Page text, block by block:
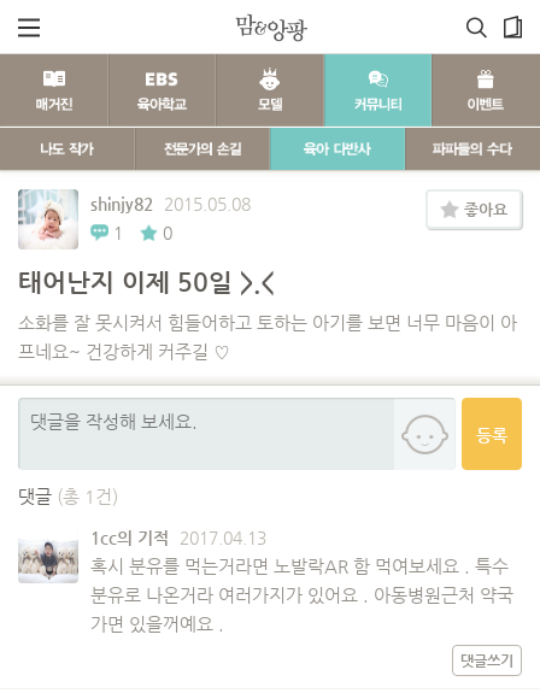
shinjy82
2015.05.08
1
0
태어난지 이제 50일 >.<
소화를 잘 못시켜서 힘들어하고 토하는 아기를 보면 너무 마음이 아
프네요~ 건강하게 커주길 ♡
좋아요
등록
댓글 (총 1건)
1cc의 기적 2017.04.13
혹시 분유를 먹는거라면 노발락AR 함 먹여보세요 . 특수
분유로 나온거라 여러가지가 있어요 . 아동병원근처 약국
가면 있을꺼예요 .
댓글쓰기